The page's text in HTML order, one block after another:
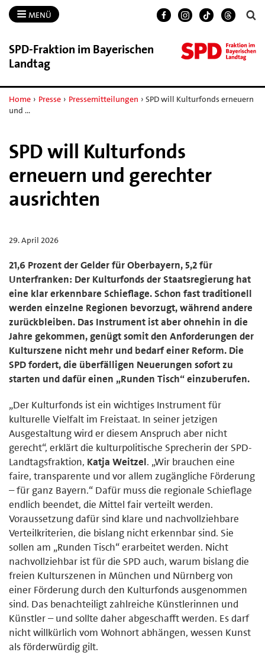
MENÜ
SPD-​Fraktion im Bayerischen
Landtag
Home › Presse › Pressemitteilungen › SPD will Kulturfonds erneuern
und …
SPD will Kulturfonds
erneuern und gerechter
ausrichten
29. April 2026
21,6 Prozent der Gelder für Oberbayern, 5,2 für
Unterfranken: Der Kulturfonds der Staatsregierung hat
eine klar erkennbare Schieflage. Schon fast traditionell
werden einzelne Regionen bevorzugt, während andere
zurückbleiben. Das Instrument ist aber ohnehin in die
Jahre gekommen, genügt somit den Anforderungen der
Kulturszene nicht mehr und bedarf einer Reform. Die
SPD fordert, die überfälligen Neuerungen sofort zu
starten und dafür einen „Runden Tisch“ einzuberufen.
„Der Kulturfonds ist ein wichtiges Instrument für
kulturelle Vielfalt im Freistaat. In seiner jetzigen
Ausgestaltung wird er diesem Anspruch aber nicht
gerecht“, erklärt die kulturpolitische Sprecherin der SPD-
Landtagsfraktion, Katja Weitzel. „Wir brauchen eine
faire, transparente und vor allem zugängliche Förderung
– für ganz Bayern.“ Dafür muss die regionale Schieflage
endlich beendet, die Mittel fair verteilt werden.
Voraussetzung dafür sind klare und nachvollziehbare
Verteilkriterien, die bislang nicht erkennbar sind. Sie
sollen am „Runden Tisch“ erarbeitet werden. Nicht
nachvollziehbar ist für die SPD auch, warum bislang die
freien Kulturszenen in München und Nürnberg von
einer Förderung durch den Kulturfonds ausgenommen
sind. Das benachteiligt zahlreiche Künstlerinnen und
Künstler – und sollte daher abgeschafft werden. Es darf
nicht willkürlich vom Wohnort abhängen, wessen Kunst
als förderwürdig gilt.